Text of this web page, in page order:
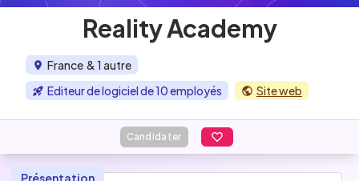
Reality Academy
France & 1 autre
Editeur de logiciel de 10 employés
Site web
Candidater
Présentation